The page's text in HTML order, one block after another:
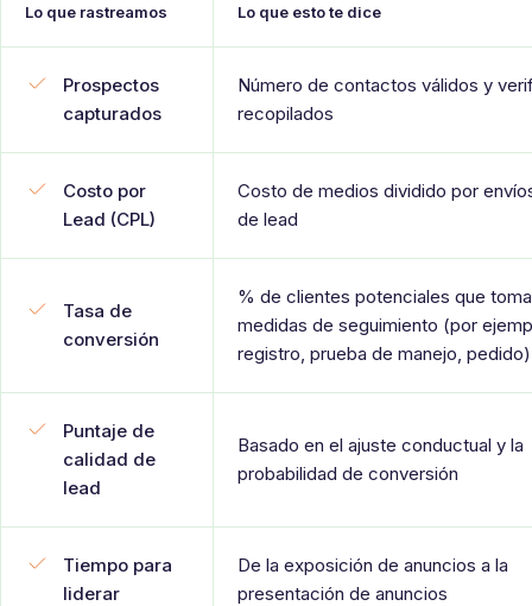
Lo que rastreamos Lo que esto te dice
Prospectos
capturados
Número de contactos válidos y
recopilados
Costo por
Lead (CPL)
Costo de medios dividido por
de lead
Tasa de
conversión
% de clientes potenciales que
medidas de seguimiento (por
registro, prueba de manejo, pedido)
Puntaje de
calidad de
lead
Basado en el ajuste conductual y la
probabilidad de conversión
Tiempo para
liderar
De la exposición de anuncios a la
presentación de anuncios